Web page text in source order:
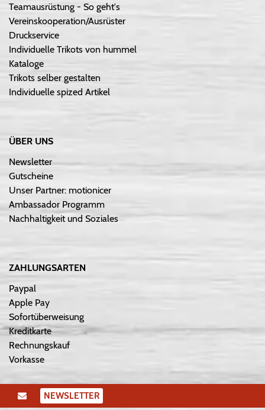
Teamausrüstung - So geht's
Vereinskooperation/Ausrüster
Druckservice
Individuelle Trikots von hummel
Kataloge
Trikots selber gestalten
Individuelle spized Artikel
ÜBER UNS
Newsletter
Gutscheine
Unser Partner: motionicer
Ambassador Programm
Nachhaltigkeit und Soziales
ZAHLUNGSARTEN
Paypal
Apple Pay
Sofortüberweisung
Kreditkarte
Rechnungskauf
Vorkasse
NEWSLETTER